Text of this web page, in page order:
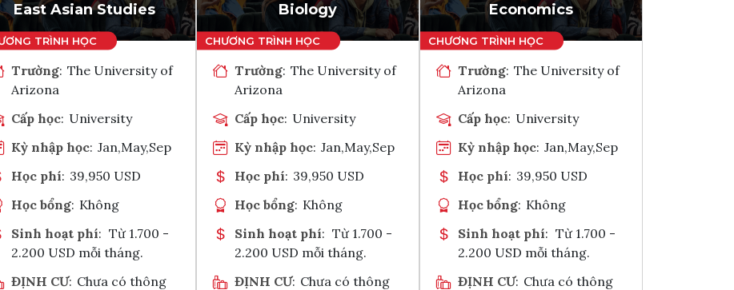
East Asian Studies
Trường: The University of
Arizona
Cấp học: University
Kỳ nhập học: Jan,May,Sep
Học phí: 39,950 USD
Học bổng: Không
Sinh hoạt phí: Từ 1.700 -
2.200 USD mỗi tháng.
ĐỊNH CƯ: Chưa có thông
Biology
Trường: The University of
Arizona
Cấp học: University
Kỳ nhập học: Jan,May,Sep
Học phí: 39,950 USD
Học bổng: Không
Sinh hoạt phí: Từ 1.700 -
2.200 USD mỗi tháng.
ĐỊNH CƯ: Chưa có thông
Economics
Trường: The University of
Arizona
Cấp học: University
Kỳ nhập học: Jan,May,Sep
Học phí: 39,950 USD
Học bổng: Không
Sinh hoạt phí: Từ 1.700 -
2.200 USD mỗi tháng.
ĐỊNH CƯ: Chưa có thông